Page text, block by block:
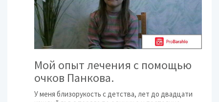
Мой опыт лечения с помощью
очков Панкова.
У меня близорукость с детства, лет до двадцати